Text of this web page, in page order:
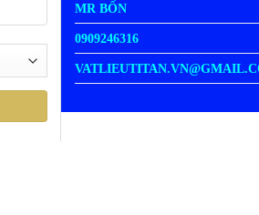
MR BỐN
0909246316